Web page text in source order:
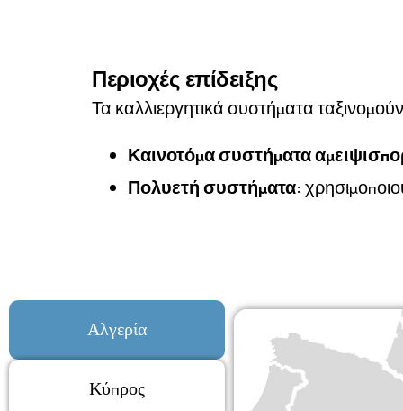
Περιοχές επίδειξης
Τα καλλιεργητικά συστήματα
Καινοτόμα συστήματα
Πολυετή συστήματα:
Αλγερία
Κύπρος